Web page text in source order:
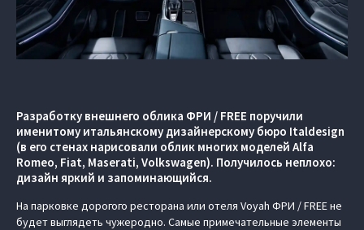
Разработку внешнего облика ФРИ / FREE поручили
именитому итальянскому дизайнерскому бюро Italdesign
(в его стенах нарисовали облик многих моделей Alfa
Romeo, Fiat, Maserati, Volkswagen). Получилось неплохо:
дизайн яркий и запоминающийся.
На парковке дорогого ресторана или отеля Voyah ФРИ / FREE не
будет выглядеть чужеродно. Самые примечательные элементы